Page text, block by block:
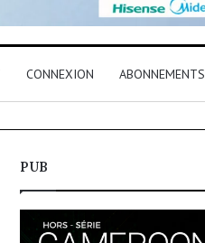
CONNEXION ABONNEMENTS
PUB